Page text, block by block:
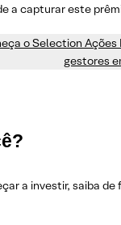
a capturar este
o Selection Ações
gestores
a investir, saiba